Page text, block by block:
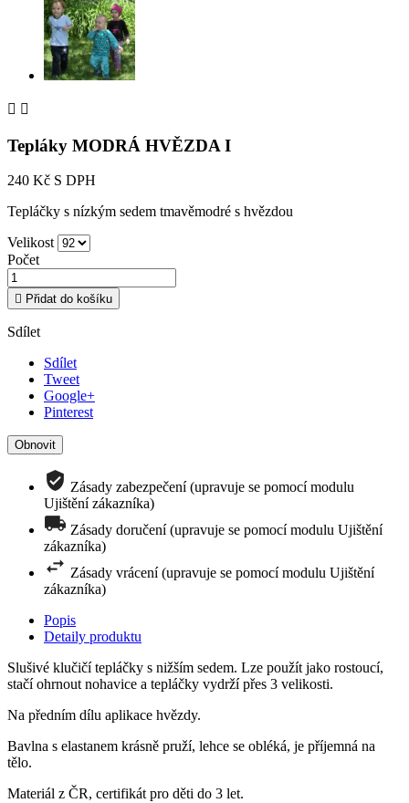
 
Tepláky MODRÁ HVĚZDA I
240 Kč S DPH
Tepláčky s nízkým sedem tmavěmodré s hvězdou
Velikost
Počet
 Přidat do košíku
Sdílet
Sdílet
Tweet
Google+
Pinterest
Zásady zabezpečení (upravuje se pomocí modulu
Ujištění zákazníka)
Zásady doručení (upravuje se pomocí modulu Ujištění
zákazníka)
Zásady vrácení (upravuje se pomocí modulu Ujištění
zákazníka)
Popis
Detaily produktu
Slušivé klučičí tepláčky s nižším sedem. Lze použít jako rostoucí,
stačí ohrnout nohavice a tepláčky vydrží přes 3 velikosti.
Na předním dílu aplikace hvězdy.
Bavlna s elastanem krásně pruží, lehce se obléká, je příjemná na
tělo.
Materiál z ČR, certifikát pro děti do 3 let.